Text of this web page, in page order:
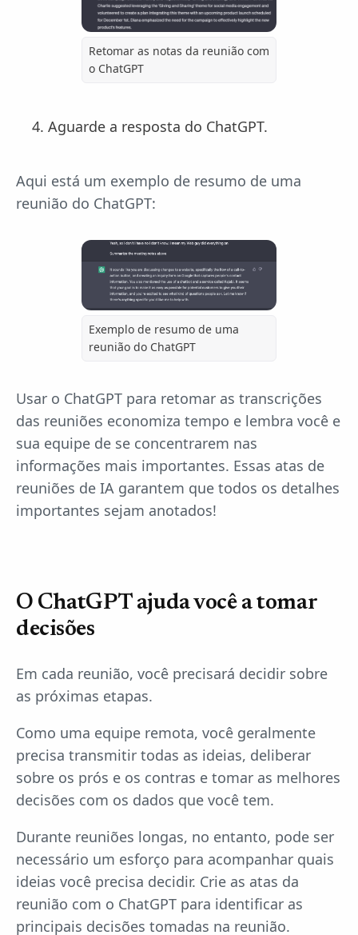
Retomar as notas da reunião com
o ChatGPT
Aguarde a resposta do ChatGPT.
Aqui está um exemplo de resumo de uma
reunião do ChatGPT:
Exemplo de resumo de uma
reunião do ChatGPT
Usar o ChatGPT para retomar as transcrições
das reuniões economiza tempo e lembra você e
sua equipe de se concentrarem nas
informações mais importantes. Essas atas de
reuniões de IA garantem que todos os detalhes
importantes sejam anotados!
O ChatGPT ajuda você a tomar
decisões
Em cada reunião, você precisará decidir sobre
as próximas etapas.
Como uma equipe remota, você geralmente
precisa transmitir todas as ideias, deliberar
sobre os prós e os contras e tomar as melhores
decisões com os dados que você tem.
Durante reuniões longas, no entanto, pode ser
necessário um esforço para acompanhar quais
ideias você precisa decidir. Crie as atas da
reunião com o ChatGPT para identificar as
principais decisões tomadas na reunião.